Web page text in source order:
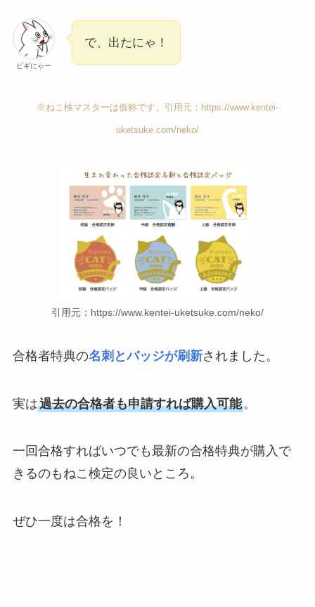
ビギにゃー
で、出たにゃ！
※ねこ検マスターは仮称です。引用元：https://www.kentei-
uketsuke.com/neko/
引用元：https://www.kentei-uketsuke.com/neko/
合格者特典の名刺とバッジが刷新されました。
実は過去の合格者も申請すれば購入可能。
一回合格すればいつでも最新の合格特典が購入で
きるのもねこ検定の良いところ。
ぜひ一度は合格を！